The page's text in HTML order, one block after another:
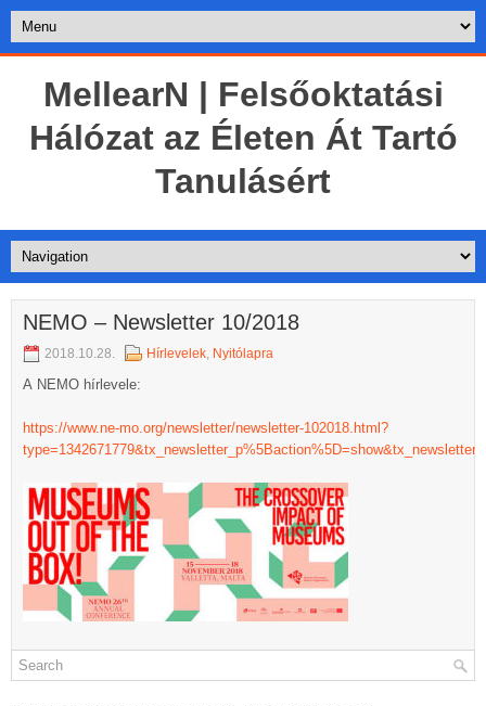
MellearN | Felsőoktatási
Hálózat az Életen Át Tartó
Tanulásért
NEMO – Newsletter 10/2018
2018.10.28. Hírlevelek, Nyitólapra
A NEMO hírlevele:
https://www.ne-mo.org/newsletter/newsletter-102018.html?